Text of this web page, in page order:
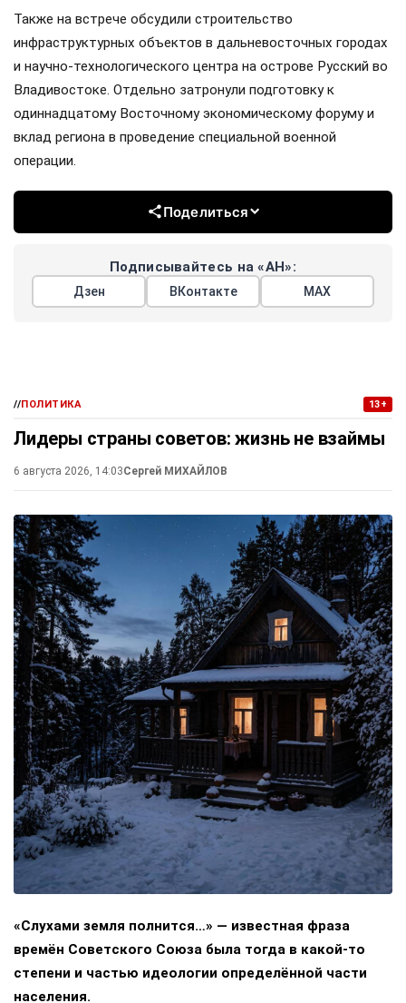
Также на встрече обсудили строительство
инфраструктурных объектов в дальневосточных городах
и научно-технологического центра на острове Русский во
Владивостоке. Отдельно затронули подготовку к
одиннадцатому Восточному экономическому форуму и
вклад региона в проведение специальной военной
операции.
Поделиться
Подписывайтесь на «АН»:
Дзен ВКонтакте МАХ
//ПОЛИТИКА 13+
Лидеры страны советов: жизнь не взаймы
6 августа 2026, 14:03Сергей МИХАЙЛОВ
«Слухами земля полнится…» — известная фраза
времён Советского Союза была тогда в какой-то
степени и частью идеологии определённой части
населения.